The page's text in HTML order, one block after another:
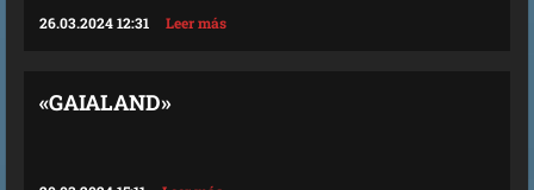
26.03.2024 12:31 Leer más
«GAIALAND»